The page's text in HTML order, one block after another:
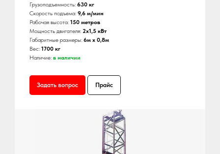
Грузоподъемность: 630 кг
Скорость подъема: 9,6 м/мин
Рабочая высота: 150 метров
Мощность двигателя: 2х1,5 кВт
Габаритные размеры: 6м х 0,8м
Вес: 1700 кг
Наличие: в наличии
Задать вопрос Прайс